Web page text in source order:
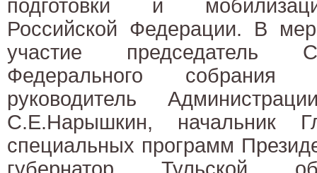
подготовки и
Российской Федерации. В
участие председатель
Федерального
руководитель
С.Е.Нарышкин, начальник
специальных программ